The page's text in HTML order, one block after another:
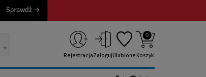
RejestracjaZalogujUlubione
0
Koszyk
(Nowe okno)(Link do innej strony)